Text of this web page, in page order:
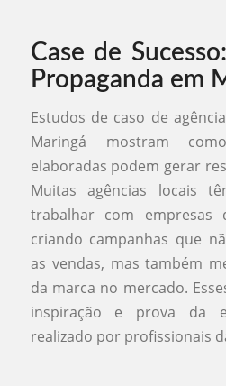
Case de
Propaganda em
Estudos de caso de
Maringá mostram
elaboradas podem gerar
Muitas agências locais
trabalhar com empresas
criando campanhas que
as vendas, mas também
da marca no mercado.
inspiração e prova da
realizado por profissionais